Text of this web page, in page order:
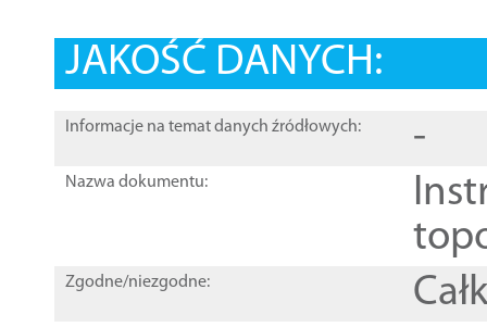
JAKOŚĆ DANYCH:
Informacje na temat danych źródłowych: -
Nazwa dokumentu:
Zgodne/niezgodne: